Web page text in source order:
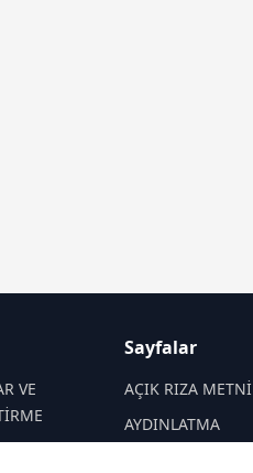
VE
Sayfalar
AÇIK RIZA METNİ
AYDINLATMA